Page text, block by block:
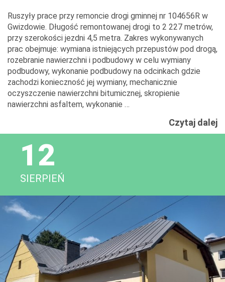
Ruszyły prace przy remoncie drogi gminnej nr 104656R w
Gwizdowie. Długość remontowanej drogi to 2 227 metrów,
przy szerokości jezdni 4,5 metra. Zakres wykonywanych
prac obejmuje: wymiana istniejących przepustów pod drogą,
rozebranie nawierzchni i podbudowy w celu wymiany
podbudowy, wykonanie podbudowy na odcinkach gdzie
zachodzi konieczność jej wymiany, mechanicznie
oczyszczenie nawierzchni bitumicznej, skropienie
nawierzchni asfaltem, wykonanie …
Czytaj dalej
12
SIERPIEŃ